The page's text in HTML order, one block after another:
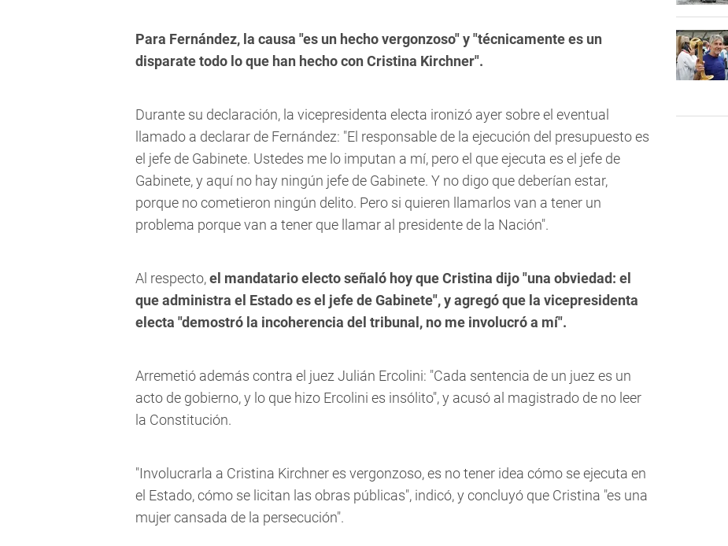
Para Fernández, la causa "es un hecho vergonzoso" y "técnicamente es un
disparate todo lo que han hecho con Cristina Kirchner".
Durante su declaración, la vicepresidenta electa ironizó ayer sobre el eventual
llamado a declarar de Fernández: "El responsable de la ejecución del presupuesto es
el jefe de Gabinete. Ustedes me lo imputan a mí, pero el que ejecuta es el jefe de
Gabinete, y aquí no hay ningún jefe de Gabinete. Y no digo que deberían estar,
porque no cometieron ningún delito. Pero si quieren llamarlos van a tener un
problema porque van a tener que llamar al presidente de la Nación".
Al respecto,el mandatario electo señaló hoy que Cristina dijo "una obviedad: el
que administra el Estado es el jefe de Gabinete", y agregó que la vicepresidenta
electa "demostró la incoherencia del tribunal, no me involucró a mí".
Arremetió además contra el juez Julián Ercolini: "Cada sentencia de un juez es un
acto de gobierno, y lo que hizo Ercolini es insólito", y acusó al magistrado de no leer
la Constitución.
"Involucrarla a Cristina Kirchner es vergonzoso, es no tener idea cómo se ejecuta en
el Estado, cómo se licitan las obras públicas", indicó, y concluyó que Cristina "es una
mujer cansada de la persecución".